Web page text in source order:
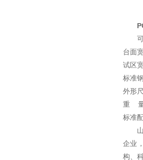
台面
试区
标准
外形
重
标准
企业
构、